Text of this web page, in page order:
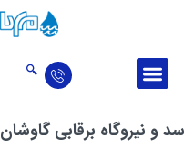
سد و نيروگاه برقابی گاوشان